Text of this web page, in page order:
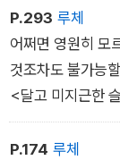
터 조각에 불과한
주 세대는 그 무
게 허락되는 가장
다.
P.293 루체
어쩌면 영원히 모
것조차도 불가능
<달고 미지근한
P.174 루체